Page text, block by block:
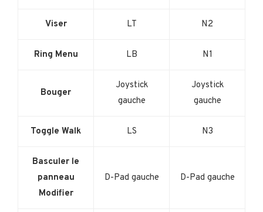
Viser LT N2
Ring Menu LB N1
Bouger
Joystick
gauche
Joystick
gauche
Toggle Walk LS N3
Basculer le
panneau
Modifier
D-Pad gauche D-Pad gauche